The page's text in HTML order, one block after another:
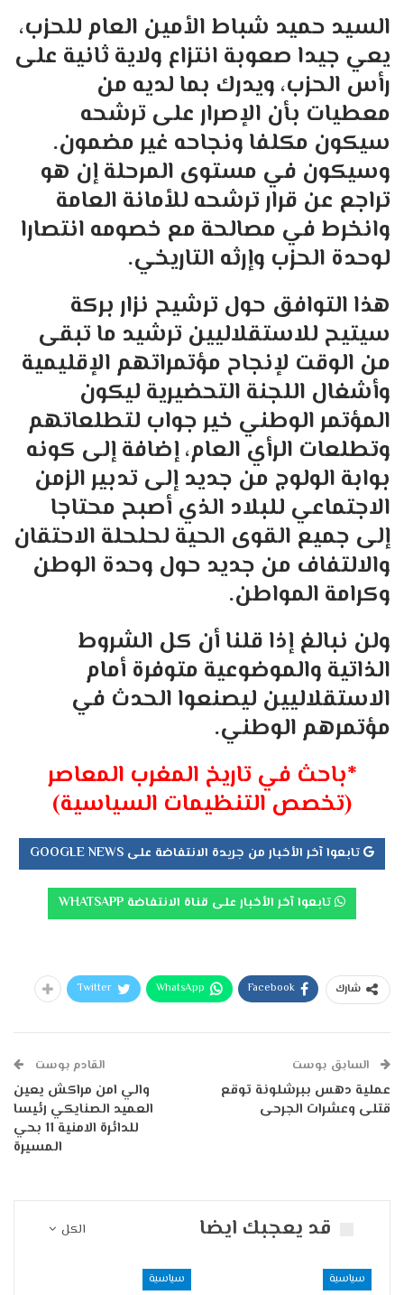
السيد حميد شباط الأمين العام للحزب،
يعي جيدا صعوبة انتزاع ولاية ثانية على
رأس الحزب، ويدرك بما لديه من
معطيات بأن الإصرار على ترشحه
سيكون مكلفا ونجاحه غير مضمون.
وسيكون في مستوى المرحلة إن هو
تراجع عن قرار ترشحه للأمانة العامة
وانخرط في مصالحة مع خصومه انتصارا
لوحدة الحزب وإرثه التاريخي.
هذا التوافق حول ترشيح نزار بركة
سيتيح للاستقلاليين ترشيد ما تبقى
من الوقت لإنجاح مؤتمراتهم الإقليمية
وأشغال اللجنة التحضيرية ليكون
المؤتمر الوطني خير جواب لتطلعاتهم
وتطلعات الرأي العام، إضافة إلى كونه
بوابة الولوج من جديد إلى تدبير الزمن
الاجتماعي للبلاد الذي أصبح محتاجا
إلى جميع القوى الحية لحلحلة الاحتقان
والالتفاف من جديد حول وحدة الوطن
وكرامة المواطن.
ولن نبالغ إذا قلنا أن كل الشروط
الذاتية والموضوعية متوفرة أمام
الاستقلاليين ليصنعوا الحدث في
مؤتمرهم الوطني.
*باحث في تاريخ المغرب المعاصر
(تخصص التنظيمات السياسية)
تابعوا آخر الأخبار من جريدة الانتفاضة على GOOGLE NEWS
تابعوا آخر الأخبار على قناة الانتفاضة WHATSAPP
شارك Facebook
WhatsApp
Twitter
السابق بوست
عملية دهس ببرشلونة توقع
قتلى وعشرات الجرحى
القادم بوست
والي امن مراكش يعين
العميد الصنايكي رئيسا
للدائرة الامنية 11 بحي
المسيرة
الكل قد يعجبك ايضا
سياسية سياسية